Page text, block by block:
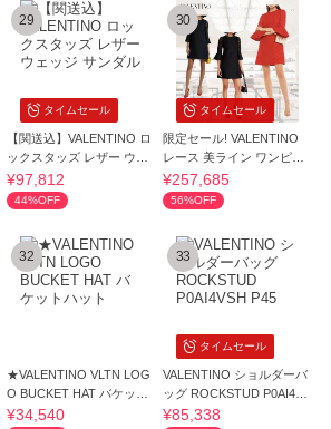
タイムセール
29
【関送込】VALENTINO ロ
ックスタッズ レザー ウェ
ッジ サンダル
¥97,812
44%OFF
タイムセール
30
限定セール! VALENTINO
レース 美ライン ワンピー
ス
¥257,685
56%OFF
32
★VALENTINO VLTN LOG
O BUCKET HAT バケット
ハット
¥34,540
タイムセール
33
VALENTINO ショルダーバ
ッグ ROCKSTUD P0AI4VS
H P45
¥85,338